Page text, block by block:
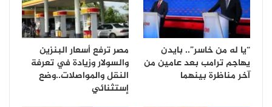
“يا له من خاسر”.. بايدن
يهاجم ترامب بعد عامين من
آخر مناظرة بينهما
مصر ترفع أسعار البنزين
والسولار وزيادة في تعرفة
النقل والمواصلات..وضع
إستثنائي